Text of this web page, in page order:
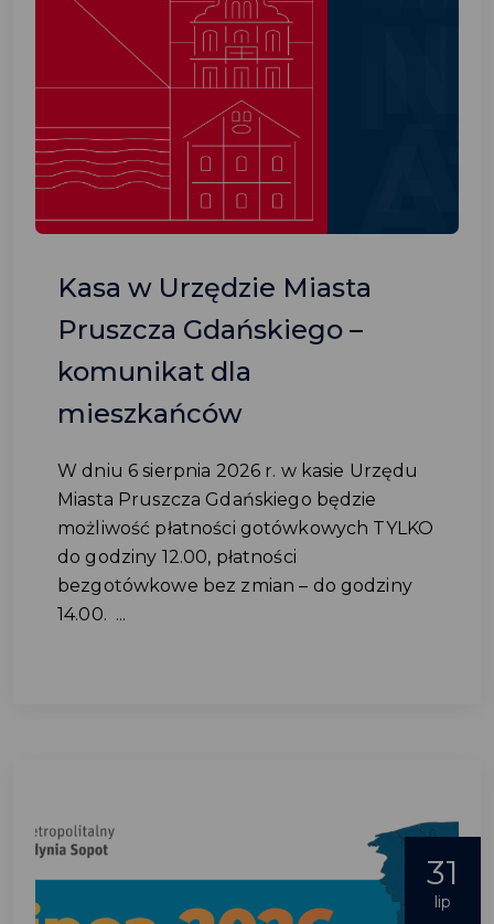
Kasa w Urzędzie Miasta
Pruszcza Gdańskiego –
komunikat dla
mieszkańców
W dniu 6 sierpnia 2026 r. w kasie Urzędu
Miasta Pruszcza Gdańskiego będzie
możliwość płatności gotówkowych TYLKO
do godziny 12.00, płatności
bezgotówkowe bez zmian – do godziny
14.00. ...
31
lip